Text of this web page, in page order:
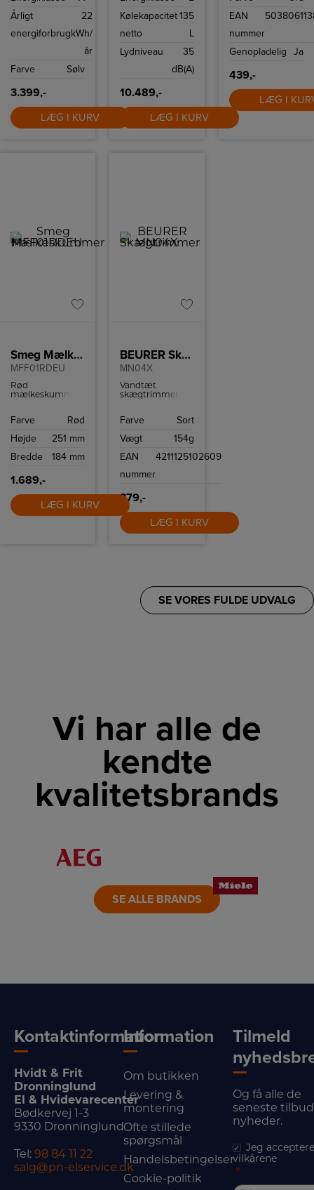
cm overskab
Årligt
energiforbrug
22
kWh/
år
Farve
Sølv
3.399,-
LÆG I KURV
Køleskabet har
moderne
effektivt LED-lys
og let afrimning.
Kølekapacitet
netto
135
L
Lydniveau
35
dB(A)
10.489,-
LÆG I KURV
EAN
nummer
Genopladelig Ja
439,-
LÆG I
Smeg Mælkeskummer
MFF01RDEU
Rød
mælkeskummer
og temperering
Farve
Rød
Højde
251 mm
Bredde
184 mm
1.689,-
LÆG I KURV
BEURER Skægtrimmer
MN04X
Vandtæt
skægtrimmer
90 min. brugstid
3 års garanti.
Farve
Sort
Vægt
154g
EAN
nummer
4211125102609
379,-
LÆG I KURV
SE VORES FULDE UDVALG
Vi har alle de
kendte
kvalitetsbrands
LINK
SE ALLE BRANDS
Kontaktinformation
Hvidt & Frit
Dronninglund
El & Hvidevarecenter
Bødkervej 1-3
9330 Dronninglund
Tel: 98 84 11 22
salg@pn-elservice.dk
Information
Om butikken
Levering &
montering
Ofte stillede
spørgsmål
Handelsbetingelser
Cookie-politik
Tilmeld
Og få alle de
seneste
nyheder.
Jeg
vilkårene
*